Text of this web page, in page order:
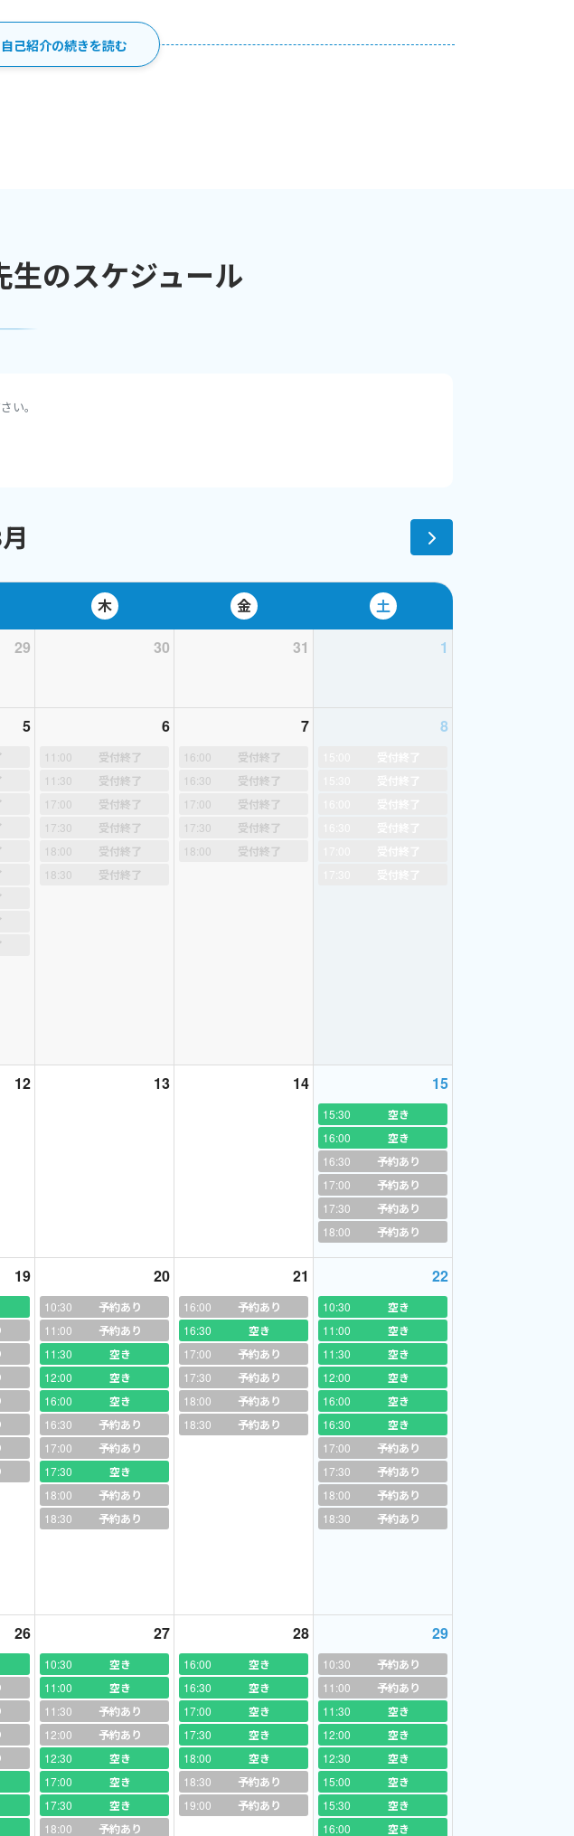
いるが、どうしたらいいか。②英検〇級を受けさせたいが、どうしたらいい
か英作文のhomeworkを出してください。」というとても一生懸命だったYさ
てを週２回
りと同じです。土台がしっかりしていないとグラグラと安定感がない家になっ
めでとうございます！㊗
き続きおひとりおひとりに向き合い、中学生の定期試験前のためのレッスンなど
ブレットなどの使用が増えたことにより、手書きの機会が減り、学力低下が懸
れる研究結果も出ています。
丁寧に「英文の書き方のご指導」をいたしま
がありますので、１コマ（２５分）からのご予約をお願いいたします。初回
は、保護者様も一緒にお話しさせていただけますと幸いでございます（お声の
１コマからのご予約をお願いいたします。長く続けていただくためには、生
ただけると判断されてから、受講継続をお願いできますと幸いでございま
きないと将来的に武器になりません。
！》
以前、大手英会話教室の講師として、教室運営していた時に、9年間英
ていないし、東大にも入れていないと思います。受験の時も英語の勉強に費
と直接お聞きすることができ、感激いたしました。理科１
されました！今、頑張っている英語、英会話学習は、必ずあなたを将来、助け
率９０％ 二次面接試験１００％合格＋英語暗誦大会 入賞・優勝実績
２年半、トータル２４年目
で分かりやすくお伝えするご指導 例えば、職業、性格など。
に導いた経験多数
ップさせることで
げていくご指導
す。一緒に書きながら、ご指導いたします。
何を学んだか、家でどう復習したらいいか、次回まで何をすべきかレッス
自己紹介の続きを読む
生のスケジュール
い。
木 金
土
29 30 31 1
5 6
11:00 受付終了
11:30 受付終了
17:00 受付終了
17:30 受付終了
18:00 受付終了
18:30 受付終了
7
16:00 受付終了
16:30 受付終了
17:00 受付終了
17:30 受付終了
18:00 受付終了
8
12 13 14 15
15:30 空き
16:00 空き
16:30 予約あり
17:00 予約あり
17:30 予約あり
18:00 予約あり
19 20
10:30 予約あり
11:00 予約あり
11:30 空き
12:00 空き
16:00 空き
16:30 予約あり
17:00 予約あり
17:30 空き
18:00 予約あり
18:30 予約あり
21
16:00 予約あり
16:30 空き
17:00 予約あり
17:30 予約あり
18:00 予約あり
18:30 予約あり
22
10:30 空き
11:00 空き
11:30 空き
12:00 空き
16:00 空き
16:30 空き
17:00 予約あり
17:30 予約あり
18:00 予約あり
18:30 予約あり
26 27
10:30 空き
11:00 空き
11:30 予約あり
12:00 予約あり
12:30 空き
17:00 空き
17:30 空き
18:00 予約あり
28
16:00 空き
16:30 空き
17:00 空き
17:30 空き
18:00 空き
18:30 予約あり
19:00 予約あり
29
10:30 予約あり
11:00 予約あり
11:30 空き
12:00 空き
12:30 空き
15:00 空き
15:30 空き
16:00 空き